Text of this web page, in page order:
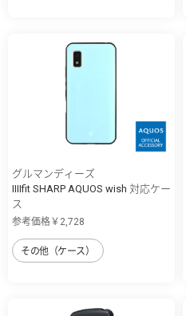
グルマンディーズ
IIIIfit SHARP AQUOS wish 対応ケー
ス
参考価格￥2,728
その他（ケース）